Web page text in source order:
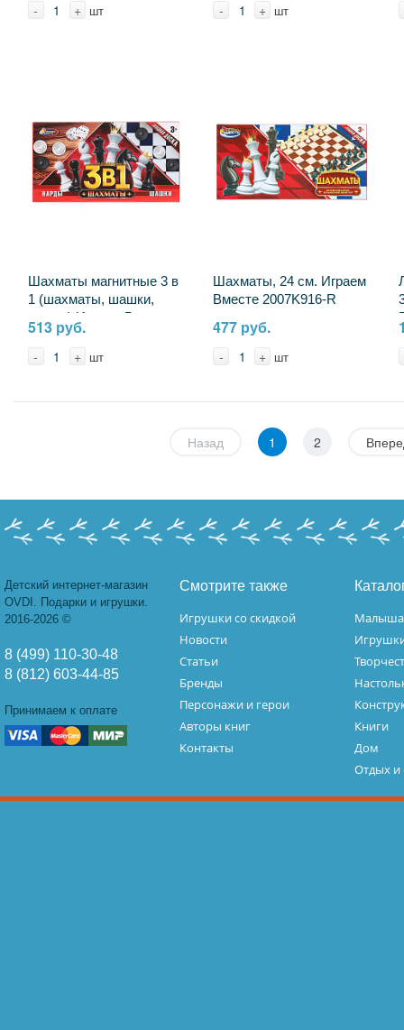
- + шт - + шт
Шахматы магнитные 3 в
1 (шахматы, шашки,
нарды) Играем Вместе
S20397295 (96)
513 руб.
- + шт
Шахматы, 24 см. Играем
Вместе 2007K916-R
477 руб.
- + шт
Назад 1 2
Детский интернет-магазин
OVDI. Подарки и игрушки.
2016-2026 ©
8 (499) 110-30-48
8 (812) 603-44-85
Принимаем к оплате
Смотрите также
Игрушки со скидкой
Новости
Статьи
Бренды
Персонажи и герои
Авторы книг
Контакты
Книги
Дом
Отдых и